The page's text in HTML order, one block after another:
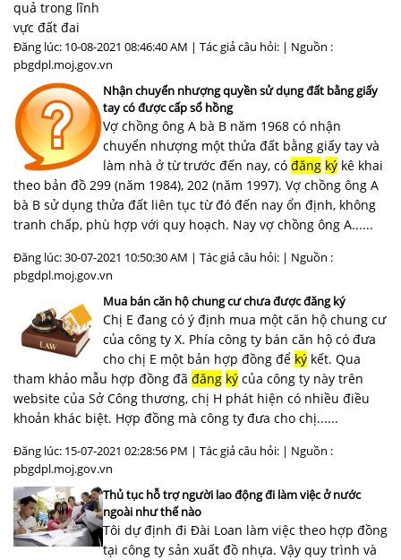
Đăng lúc: 10-08-2021 08:46:40 AM | Tác giả câu hỏi: | Nguồn :
pbgdpl.moj.gov.vn
Nhận chuyển nhượng quyền sử dụng đất bằng giấy
tay có được cấp sổ hồng
Vợ chồng ông A bà B năm 1968 có nhận
chuyển nhượng một thửa đất bằng giấy tay và
làm nhà ở từ trước đến nay, có đăng ký kê khai
theo bản đồ 299 (năm 1984), 202 (năm 1997). Vợ chồng ông A
bà B sử dụng thửa đất liên tục từ đó đến nay ổn định, không
tranh chấp, phù hợp với quy hoạch. Nay vợ chồng ông A......
Đăng lúc: 30-07-2021 10:50:30 AM | Tác giả câu hỏi: | Nguồn :
pbgdpl.moj.gov.vn
Mua bán căn hộ chung cư chưa được đăng ký
Chị E đang có ý định mua một căn hộ chung cư
của công ty X. Phía công ty bán căn hộ có đưa
cho chị E một bản hợp đồng để ký kết. Qua
tham khảo mẫu hợp đồng đã đăng ký của công ty này trên
website của Sở Công thương, chị H phát hiện có nhiều điều
khoản khác biệt. Hợp đồng mà công ty đưa cho chị......
Đăng lúc: 15-07-2021 02:28:56 PM | Tác giả câu hỏi: | Nguồn :
pbgdpl.moj.gov.vn
Thủ tục hỗ trợ người lao động đi làm việc ở nước
ngoài như thế nào
Tôi dự định đi Đài Loan làm việc theo hợp đồng
tại công ty sản xuất đồ nhựa. Vậy quy trình và